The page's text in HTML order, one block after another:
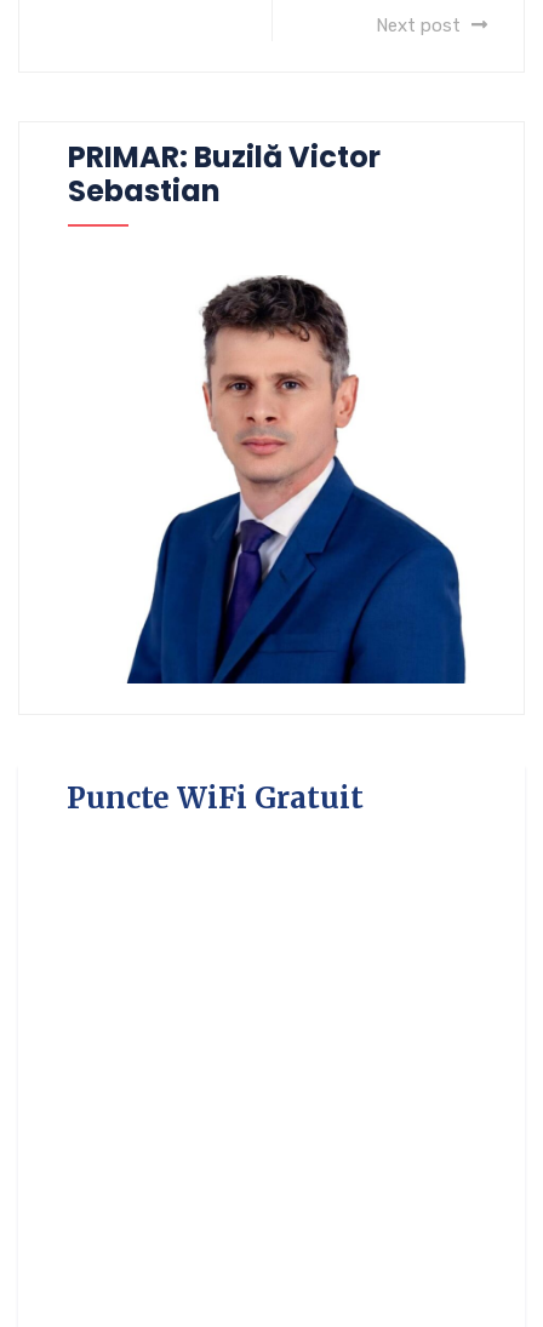
Next post
PRIMAR: Buzilă Victor
Sebastian
Puncte WiFi Gratuit